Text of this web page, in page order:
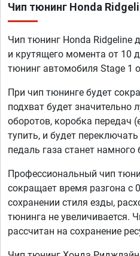
Чип тюнинг Honda
Чип тюнинг Honda Ridgeline
и крутящего момента от 10
тюнинг автомобиля Stage 1
При чип тюнинге будет
подхват будет значительно
оборотов, коробка передач
тупить, и будет
педаль газа станет намного
Профессиональный чип
сокращает время разгона с
сохранении стиля езды,
тюнинга не увеличивается.
рассчитан на сохранение